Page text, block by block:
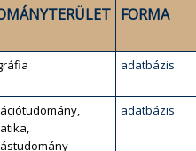
FORMA
adatbázis
adatbázis